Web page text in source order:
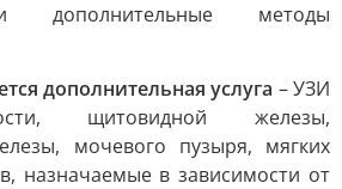
дополнительные методы
дополнительная услуга – УЗИ
щитовидной железы,
мочевого пузыря, мягких
назначаемые в зависимости от